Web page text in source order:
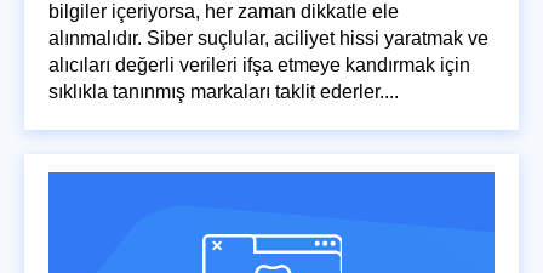
bilgiler içeriyorsa, her zaman dikkatle ele
alınmalıdır. Siber suçlular, aciliyet hissi yaratmak ve
alıcıları değerli verileri ifşa etmeye kandırmak için
sıklıkla tanınmış markaları taklit ederler....